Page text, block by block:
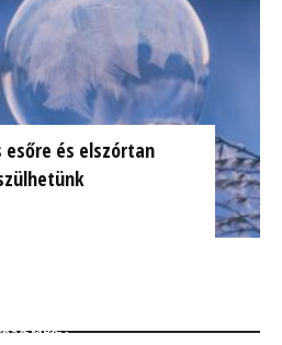
esőre és elszórtan
MBA
MBA